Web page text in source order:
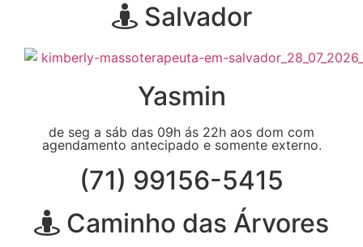
Salvador
Yasmin
de seg a sáb das 09h ás 22h aos dom com
agendamento antecipado e somente externo.
(71) 99156-5415
Caminho das Árvores